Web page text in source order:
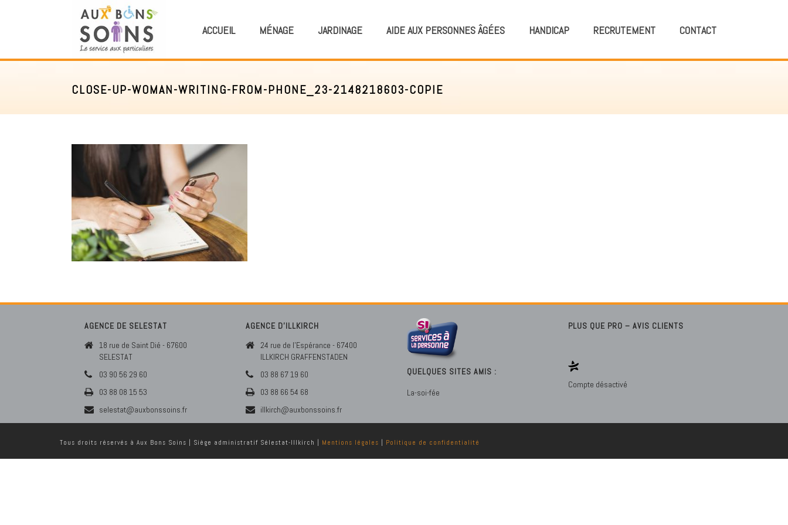
ACCUEIL MÉNAGE JARDINAGE AIDE AUX PERSONNES ÂGÉES HANDICAP RECRUTEMENT CONTACT
CLOSE-UP-WOMAN-WRITING-FROM-PHONE_23-2148218603-COPIE
AGENCE DE SELESTAT
18 rue de Saint Dié - 67600
SELESTAT
03 90 56 29 60
03 88 08 15 53
selestat@auxbonssoins.fr
AGENCE D’ILLKIRCH
24 rue de l'Espérance - 67400
ILLKIRCH GRAFFENSTADEN
03 88 67 19 60
03 88 66 54 68
illkirch@auxbonssoins.fr
QUELQUES SITES AMIS :
La-soi-fée
PLUS QUE PRO – AVIS CLIENTS
Compte désactivé
Tous droits réservés à Aux Bons Soins | Siège administratif Sélestat-Illkirch | Mentions légales Politique de confidentialité